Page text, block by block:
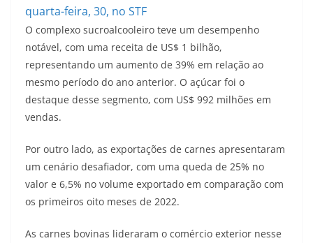
quarta-feira, 30, no STF
O complexo sucroalcooleiro teve um desempenho
notável, com uma receita de US$ 1 bilhão,
representando um aumento de 39% em relação ao
mesmo período do ano anterior. O açúcar foi o
destaque desse segmento, com US$ 992 milhões em
vendas.
Por outro lado, as exportações de carnes apresentaram
um cenário desafiador, com uma queda de 25% no
valor e 6,5% no volume exportado em comparação com
os primeiros oito meses de 2022.
As carnes bovinas lideraram o comércio exterior nesse